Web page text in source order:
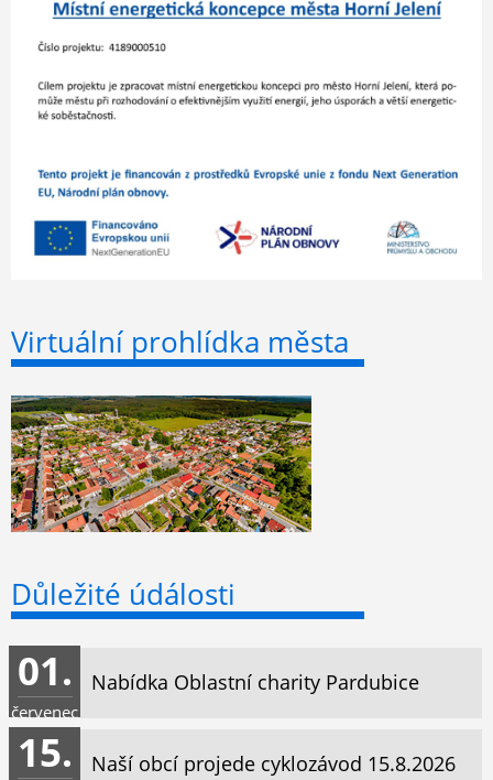
Virtuální prohlídka města
Důležité údálosti
Nabídka Oblastní charity Pardubice
01.
červenec
Naší obcí projede cyklozávod 15.8.2026
15.